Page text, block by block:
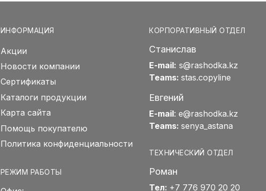
ИНФОРМАЦИЯ
Акции
Новости компании
Сертификаты
Каталоги продукции
Карта сайта
Помощь покупателю
Политика конфиденциальности
РЕЖИМ РАБОТЫ
КОРПОРАТИВНЫЙ ОТДЕЛ
Станислав
E-mail: s@rashodka.kz
Teams: stas.copyline
Евгений
E-mail: e@rashodka.kz
Teams: senya_astana
ТЕХНИЧЕСКИЙ ОТДЕЛ
Роман
Тел: +7 776 970 20 20